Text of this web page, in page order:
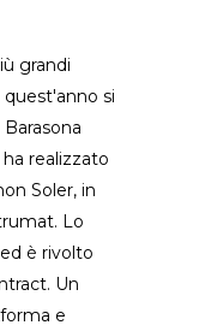
grandi
si
realizzato
Soler, in
Lo
è rivolto
Un
e